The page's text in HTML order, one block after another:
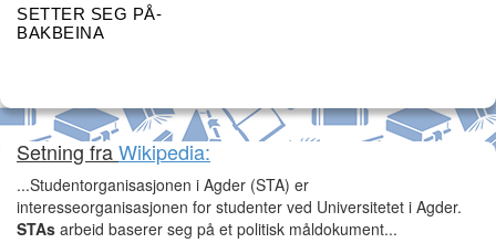
SETTER SEG PÅ-
BAKBEINA
Setning fraWikipedia:
...Studentorganisasjonen i Agder (STA) er
interesseorganisasjonen for studenter ved Universitetet i Agder.
STAs arbeid baserer seg på et politisk måldokument...